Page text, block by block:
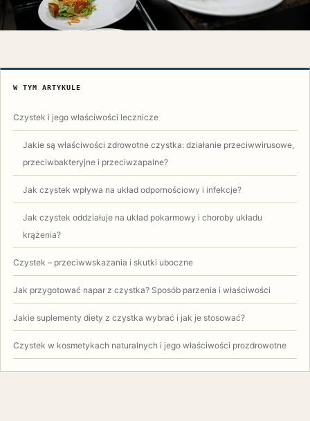
W TYM ARTYKULE
Czystek i jego właściwości lecznicze
Jakie są właściwości zdrowotne czystka: działanie przeciwwirusowe,
przeciwbakteryjne i przeciwzapalne?
Jak czystek wpływa na układ odpornościowy i infekcje?
Jak czystek oddziałuje na układ pokarmowy i choroby układu
krążenia?
Czystek – przeciwwskazania i skutki uboczne
Jak przygotować napar z czystka? Sposób parzenia i właściwości
Jakie suplementy diety z czystka wybrać i jak je stosować?
Czystek w kosmetykach naturalnych i jego właściwości prozdrowotne